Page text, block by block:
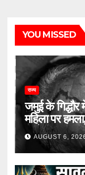
YOU MISSED
राज्य
जमुई के
महिला पर
आरोप
AUGUST 6,